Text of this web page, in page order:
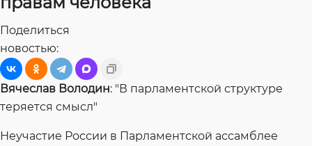
Поделиться
новостью:
Вячеслав Володин: "В парламентской структуре
теряется смысл"
Неучастие России в Парламентской ассамблее